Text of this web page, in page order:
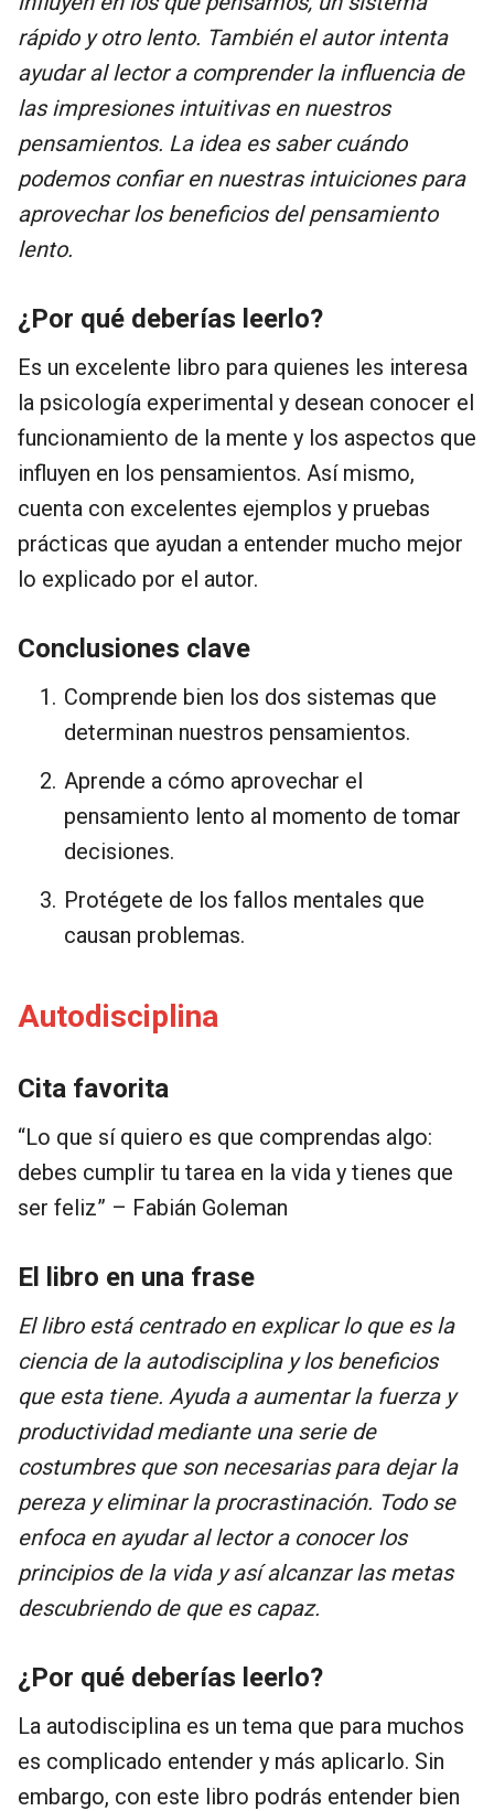
rápido y otro lento. También el autor intenta
ayudar al lector a comprender la influencia de
las impresiones intuitivas en nuestros
pensamientos. La idea es saber cuándo
podemos confiar en nuestras intuiciones para
aprovechar los beneficios del pensamiento
lento.
¿Por qué deberías leerlo?
Es un excelente libro para quienes les interesa
la psicología experimental y desean conocer el
funcionamiento de la mente y los aspectos que
influyen en los pensamientos. Así mismo,
cuenta con excelentes ejemplos y pruebas
prácticas que ayudan a entender mucho mejor
lo explicado por el autor.
Conclusiones clave
Comprende bien los dos sistemas que
determinan nuestros pensamientos.
Aprende a cómo aprovechar el
pensamiento lento al momento de tomar
decisiones.
Protégete de los fallos mentales que
causan problemas.
Autodisciplina
Cita favorita
“Lo que sí quiero es que comprendas algo:
debes cumplir tu tarea en la vida y tienes que
ser feliz” – Fabián Goleman
El libro en una frase
El libro está centrado en explicar lo que es la
ciencia de la autodisciplina y los beneficios
que esta tiene. Ayuda a aumentar la fuerza y
productividad mediante una serie de
costumbres que son necesarias para dejar la
pereza y eliminar la procrastinación. Todo se
enfoca en ayudar al lector a conocer los
principios de la vida y así alcanzar las metas
descubriendo de que es capaz.
¿Por qué deberías leerlo?
La autodisciplina es un tema que para muchos
es complicado entender y más aplicarlo. Sin
embargo, con este libro podrás entender bien